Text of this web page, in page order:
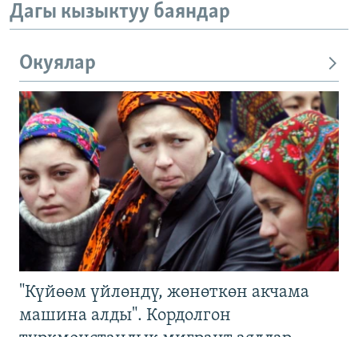
Дагы кызыктуу баяндар
Окуялар
"Күйөөм үйлөндү, жөнөткөн акчама
машина алды". Кордолгон